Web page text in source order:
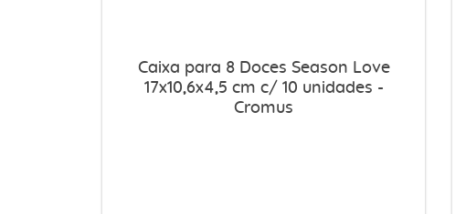
Caixa para 8 Doces Season Love
17x10,6x4,5 cm c/ 10 unidades -
Cromus